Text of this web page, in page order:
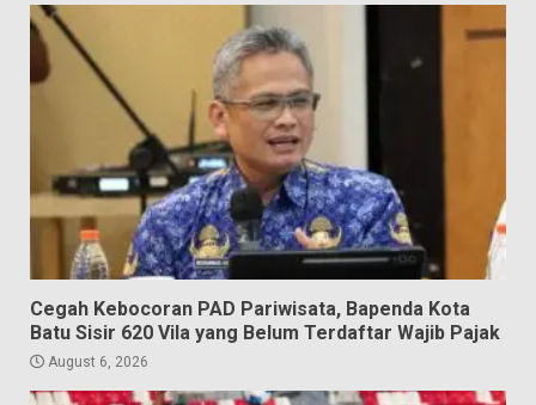
Cegah Kebocoran PAD Pariwisata, Bapenda Kota
Batu Sisir 620 Vila yang Belum Terdaftar Wajib Pajak
August 6, 2026